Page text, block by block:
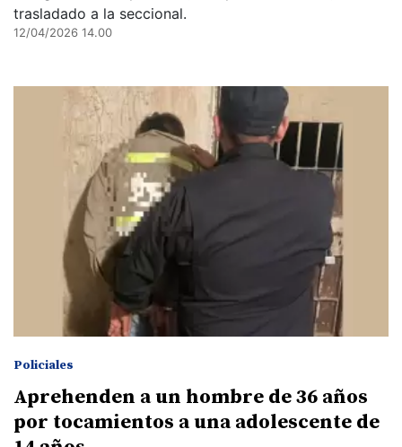
trasladado a la seccional.
12/04/2026 14.00
Policiales
Aprehenden a un hombre de 36 años
por tocamientos a una adolescente de